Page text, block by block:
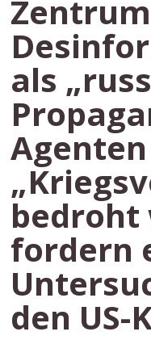
als
bedroht
fordern
den US-